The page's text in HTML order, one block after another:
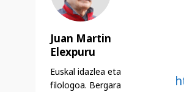
Juan Martin
Elexpuru
Euskal idazlea eta
filologoa. Bergara